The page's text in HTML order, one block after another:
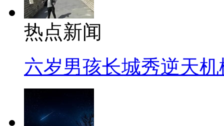
热点新闻
六岁男孩长城秀逆天机